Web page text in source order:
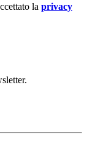
la privacy